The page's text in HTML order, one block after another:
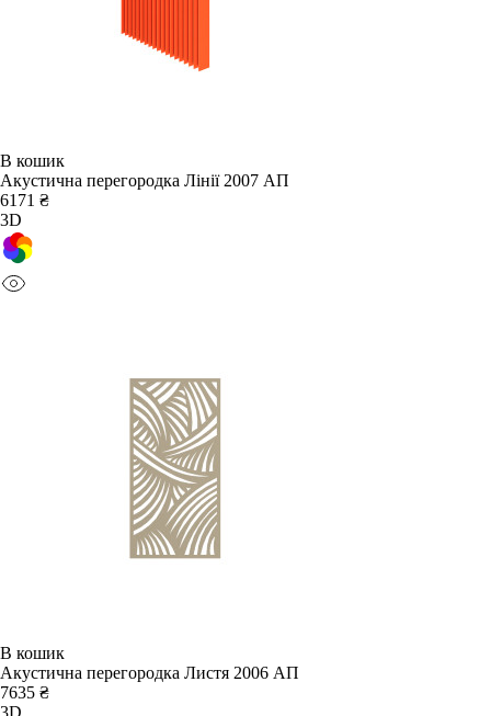
В кошик
Акустична перегородка Лінії 2007 АП
6171 ₴
3D
В кошик
Акустична перегородка Листя 2006 АП
7635 ₴
3D